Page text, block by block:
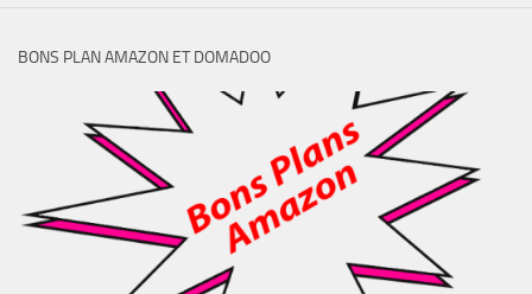
BONS PLAN AMAZON ET DOMADOO